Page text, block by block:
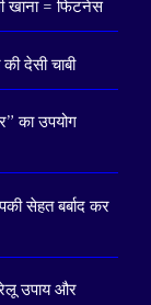
= फिटनेस
देसी चाबी
का उपयोग
सेहत बर्बाद कर
उपाय और